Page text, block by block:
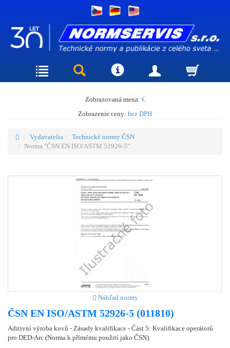
Zobrazovaná mena: €
Zobrazenie ceny: bez DPH
Vydavatelia
Technické normy ČSN
Norma "ČSN EN ISO/ASTM 52926-5"
Náhľad normy
ČSN EN ISO/ASTM 52926-5 (011810)
Aditivní výroba kovů - Zásady kvalifikace - Část 5: Kvalifikace operátorů
pro DED-Arc (Norma k přímému použití jako ČSN).